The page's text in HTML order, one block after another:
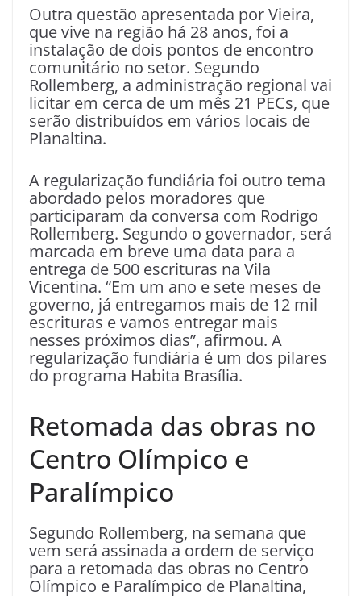
Outra questão apresentada por Vieira,
que vive na região há 28 anos, foi a
instalação de dois pontos de encontro
comunitário no setor. Segundo
Rollemberg, a administração regional vai
licitar em cerca de um mês 21 PECs, que
serão distribuídos em vários locais de
Planaltina.
A regularização fundiária foi outro tema
abordado pelos moradores que
participaram da conversa com Rodrigo
Rollemberg. Segundo o governador, será
marcada em breve uma data para a
entrega de 500 escrituras na Vila
Vicentina. “Em um ano e sete meses de
governo, já entregamos mais de 12 mil
escrituras e vamos entregar mais
nesses próximos dias”, afirmou. A
regularização fundiária é um dos pilares
do programa Habita Brasília.
Retomada das obras no
Centro Olímpico e
Paralímpico
Segundo Rollemberg, na semana que
vem será assinada a ordem de serviço
para a retomada das obras no Centro
Olímpico e Paralímpico de Planaltina,